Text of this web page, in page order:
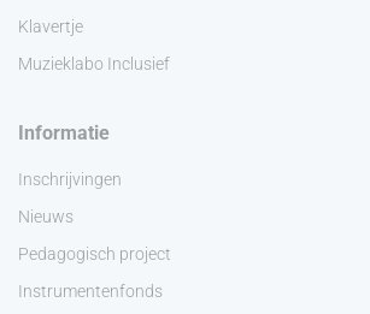
Klavertje
Muzieklabo Inclusief
Informatie
Inschrijvingen
Nieuws
Pedagogisch project
Instrumentenfonds